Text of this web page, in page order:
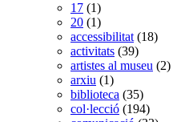
17 (1)
20 (1)
accessibilitat (18)
activitats (39)
artistes al museu (2)
arxiu (1)
biblioteca (35)
col·lecció (194)